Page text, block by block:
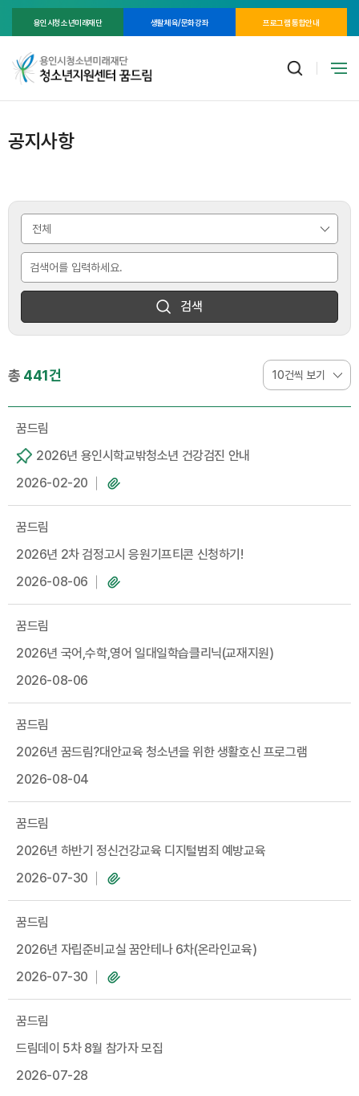
용인시청소년미래재단 생활체육/문화강좌 프로그램 통합안내
공지사항
검색
총 441건
꿈드림
2026년 용인시학교밖청소년 건강검진 안내
2026-02-20
꿈드림
2026년 2차 검정고시 응원기프티콘 신청하기!
2026-08-06
꿈드림
2026년 국어,수학,영어 일대일학습클리닉(교재지원)
2026-08-06
꿈드림
2026년 꿈드림?대안교육 청소년을 위한 생활호신 프로그램
2026-08-04
꿈드림
2026년 하반기 정신건강교육 디지털범죄 예방교육
2026-07-30
꿈드림
2026년 자립준비교실 꿈안테나 6차(온라인교육)
2026-07-30
꿈드림
드림데이 5차 8월 참가자 모집
2026-07-28